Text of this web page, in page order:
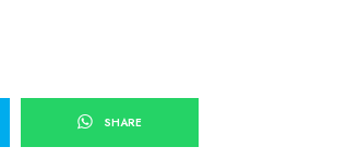
SHARE